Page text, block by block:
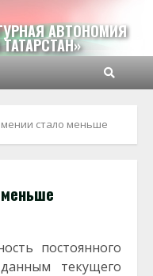
АВТОНОМИЯ
стало меньше
постоянного
текущего